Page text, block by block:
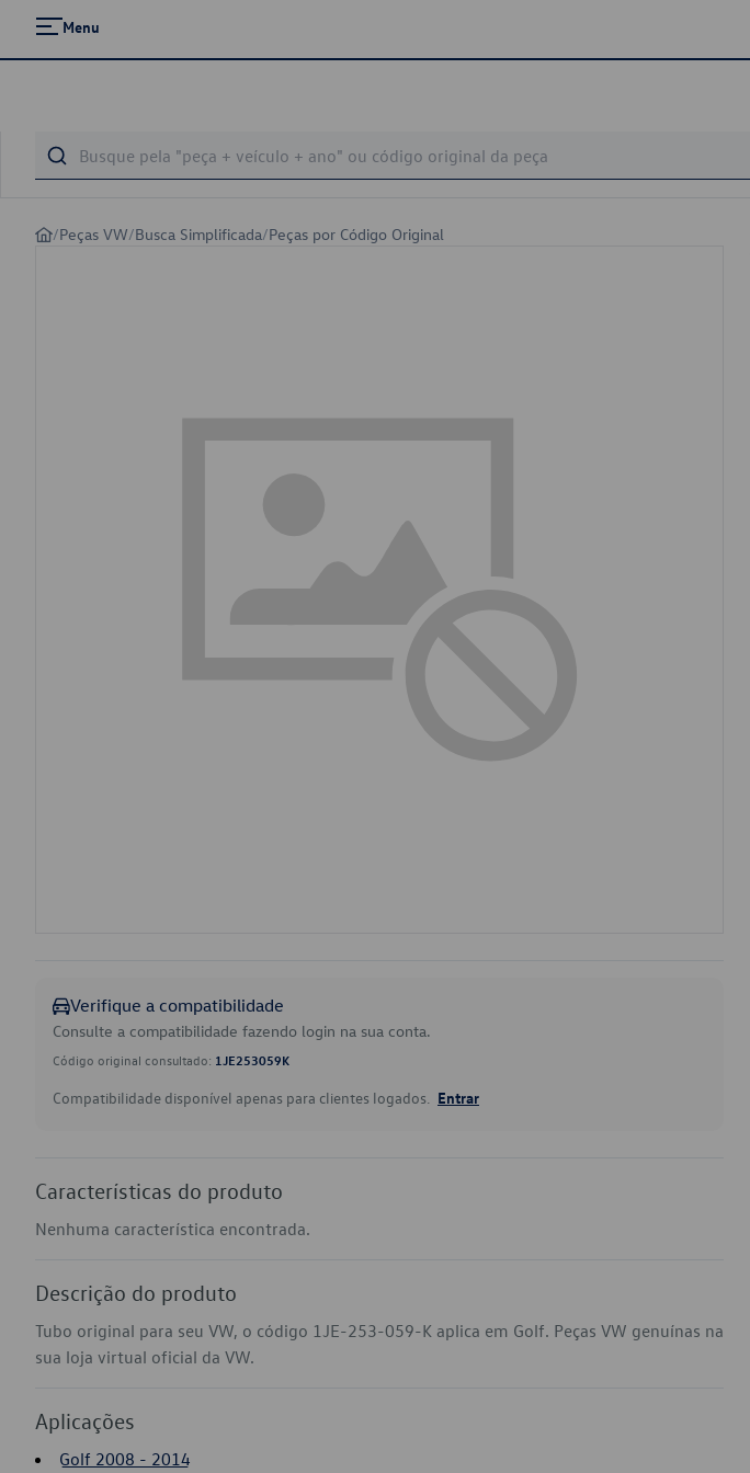
Menu
/Peças VW/Busca Simplificada/Peças por Código Original
Verifique a compatibilidade
Consulte a compatibilidade fazendo login na sua conta.
Código original consultado: 1JE253059K
Compatibilidade disponível apenas para clientes logados. Entrar
Características do produto
Nenhuma característica encontrada.
Descrição do produto
Tubo original para seu VW, o código 1JE-253-059-K aplica em Golf. Peças VW genuínas na
sua loja virtual oficial da VW.
Aplicações
Golf 2008 - 2014